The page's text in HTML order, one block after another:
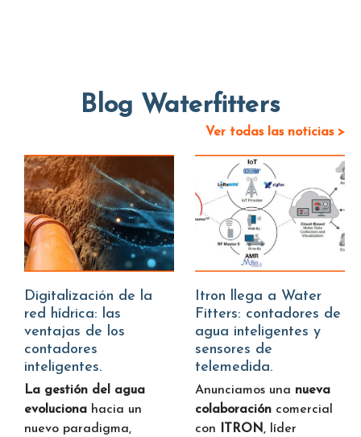
Blog Waterfitters
Ver todas las noticias >
Digitalización de la
red hídrica: las
ventajas de los
contadores
inteligentes.
La gestión del agua
evoluciona hacia un
nuevo paradigma,
Itron llega a Water
Fitters: contadores de
agua inteligentes y
sensores de
telemedida.
Anunciamos una nueva
colaboración comercial
con ITRON, líder